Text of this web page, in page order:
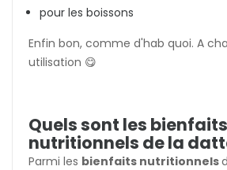
pour les boissons
Enfin bon, comme d'hab quoi. A
utilisation 😋
Quels sont les bienfaits
nutritionnels de la
Parmi les bienfaits nutritionnels